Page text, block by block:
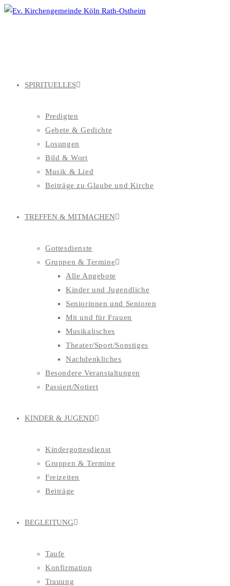
Zum
SPIRITUELLES
Predigten
Gebete & Gedichte
Losungen
Bild & Wort
Musik & Lied
Beiträge zu Glaube und Kirche
TREFFEN & MITMACHEN
Gottesdienste
Gruppen & Termine
Alle Angebote
Kinder und Jugendliche
Seniorinnen und Senioren
Mit und für Frauen
Musikalisches
Theater/Sport/Sonstiges
Nachdenkliches
Besondere Veranstaltungen
Passiert/Notiert
KINDER & JUGEND
Kindergottesdienst
Gruppen & Termine
Freizeiten
Beiträge
BEGLEITUNG
Taufe
Konfirmation
Trauung